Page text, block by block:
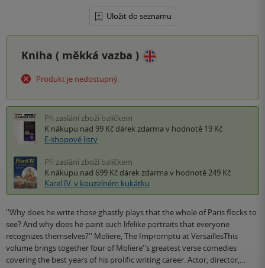
Uložit do seznamu
Kniha ( měkká vazba )
Produkt je nedostupný.
Při zaslání zboží balíčkem
K nákupu nad 99 Kč dárek zdarma v hodnotě 19 Kč
E-shopové listy
Při zaslání zboží balíčkem
K nákupu nad 699 Kč dárek zdarma v hodnotě 249 Kč
Karel IV. v kouzelném kukátku
''Why does he write those ghastly plays that the whole of Paris flocks to
see? And why does he paint such lifelike portraits that everyone
recognizes themselves?'' Moliere, The Impromptu at VersaillesThis
volume brings together four of Moliere''s greatest verse comedies
covering the best years of his prolific writing career. Actor, director,…